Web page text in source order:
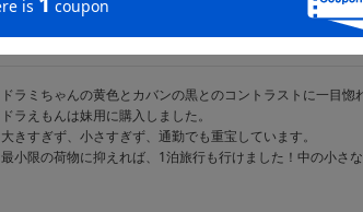
ドラミちゃんの黄色とカバンの黒とのコントラストに一目惚
ドラえもんは妹用に購入しました。
大きすぎず、小さすぎず、通勤でも重宝しています。
最小限の荷物に抑えれば、1泊旅行も行けました！中の小さ